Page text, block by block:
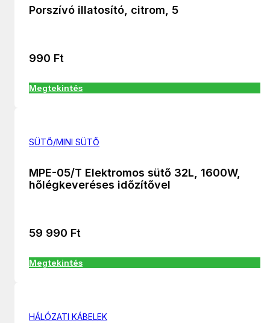
Porszívó illatosító, citrom, 5
990 Ft
Megtekintés
SÜTŐ/MINI SÜTŐ
MPE-05/T Elektromos sütő 32L, 1600W,
hőlégkeveréses időzítővel
59 990 Ft
Megtekintés
HÁLÓZATI KÁBELEK